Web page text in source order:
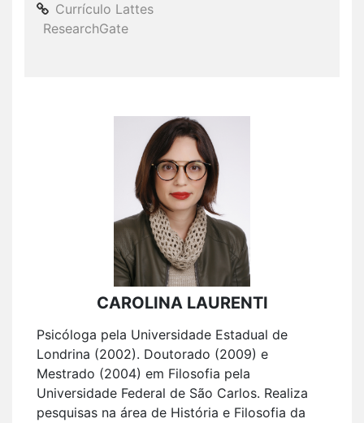
Currículo Lattes
ResearchGate
CAROLINA LAURENTI
Psicóloga pela Universidade Estadual de
Londrina (2002). Doutorado (2009) e
Mestrado (2004) em Filosofia pela
Universidade Federal de São Carlos. Realiza
pesquisas na área de História e Filosofia da